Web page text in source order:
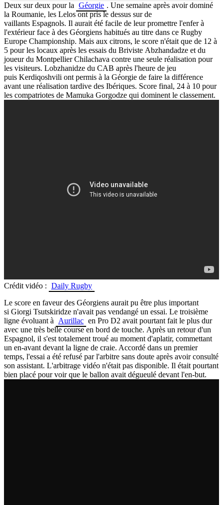
Deux sur deux pour la Géorgie . Une semaine après avoir dominé
la Roumanie, les Lelos ont pris le dessus sur de
vaillants Espagnols. Il aurait été facile de leur promettre l'enfer à
l'extérieur face à des Géorgiens habitués au titre dans ce Rugby
Europe Championship. Mais aux citrons, le score n'était que de 12 à
5 pour les locaux après les essais du Briviste Abzhandadze et du
joueur du Montpellier Chilachava contre une seule réalisation pour
les visiteurs. Lobzhanidze du CAB après l'heure de jeu
puis Kerdiqoshvili ont permis à la Géorgie de faire la différence
avant une réalisation tardive des Ibériques. Score final, 24 à 10 pour
les compatriotes de Mamuka Gorgodze qui dominent le classement.
Crédit vidéo : Daily Rugby
Le score en faveur des Géorgiens aurait pu être plus important
si Giorgi Tsutskiridze n'avait pas vendangé un essai. Le troisième
ligne évoluant à
Aurillac en Pro D2 avait pourtant fait le plus dur
avec une très belle course en bord de touche. Après un retour d'un
Espagnol, il s'est totalement troué au moment d'aplatir, commettant
un en-avant devant la ligne de craie. Accordé dans un premier
temps, l'essai a été refusé par l'arbitre sans doute après avoir consulté
son assistant. L'arbitrage vidéo n'était pas disponible. Il était pourtant
bien placé pour voir que le ballon avait dégueulé devant l'en-but.